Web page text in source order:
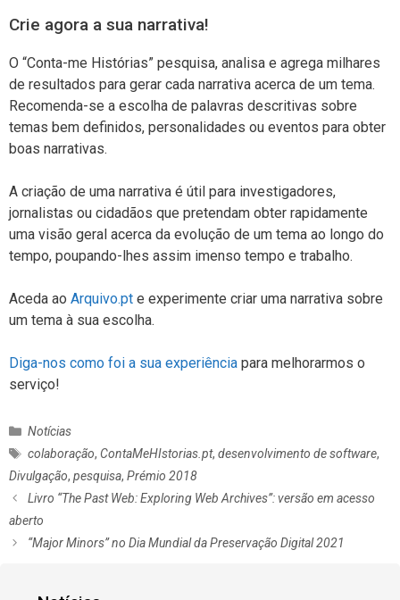
Crie agora a sua narrativa!
O “Conta-me Histórias” pesquisa, analisa e agrega milhares
de resultados para gerar cada narrativa acerca de um tema.
Recomenda-se a escolha de palavras descritivas sobre
temas bem definidos, personalidades ou eventos para obter
boas narrativas.
A criação de uma narrativa é útil para investigadores,
jornalistas ou cidadãos que pretendam obter rapidamente
uma visão geral acerca da evolução de um tema ao longo do
tempo, poupando-lhes assim imenso tempo e trabalho.
Aceda ao Arquivo.pt e experimente criar uma narrativa sobre
um tema à sua escolha.
Diga-nos como foi a sua experiência para melhorarmos o
serviço!
C
a
e
g
o
r
Notícias
E
t
i
u
e
colaboração, ContaMeHIstorias.pt,desenvolvimento de software,
Divulgação, pesquisa, Prémio 2018
N
a
Livro “The Past Web: Exploring Web Archives”: versão em acesso
aberto
“Major Minors” no Dia Mundial da Preservação Digital 2021